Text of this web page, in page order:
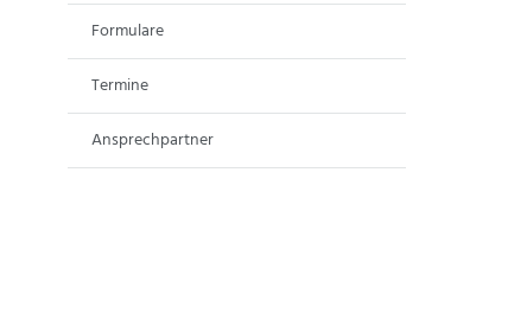
Formulare
Termine
Ansprechpartner